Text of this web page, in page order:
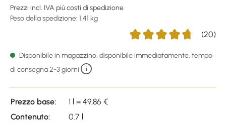
Prezzi incl. IVA più costi di spedizione
Peso della spedizione: 1.41 kg
(20)
Disponibile in magazzino, disponibile immediatamente, tempo
di consegna 2-3 giorni
Prezzo base:
1 l = 49,86 €
Contenuto:
0.7 l